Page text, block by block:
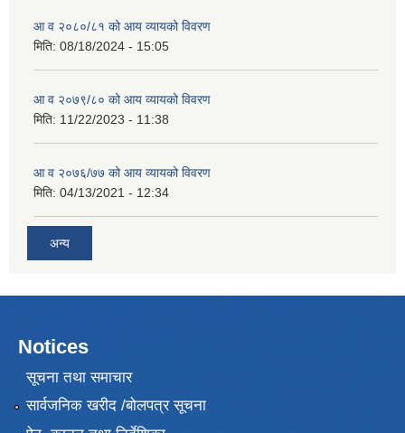
आ व २०८०/८१ को आय व्यायको विवरण
मिति: 08/18/2024 - 15:05
आ व २०७९/८० को आय व्यायको विवरण
मिति: 11/22/2023 - 11:38
आ व २०७६/७७ को आय व्यायको विवरण
मिति: 04/13/2021 - 12:34
अन्य
Notices
सूचना तथा समाचार
सार्वजनिक खरीद /बोलपत्र सूचना